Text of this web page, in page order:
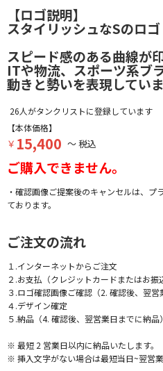
【ロゴ説明】
スタイリッシュなSのロゴ
スピード感のある曲線が
ITや物流、スポーツ系ブ
動きと勢いを表現していま
26人がタンクリストに登録しています
【本体価格】
￥ 15,400 ～ 税込
ご購入できません。
・確認画像ご提案後のキャンセルは、プ
ております。
ご注文の流れ
１.インターネットからご注文
２.お支払（クレジットカードまたはお振
３.ロゴ確認画像ご確認（2. 確認後、翌営
４.デザイン確定
５.納品（4. 確認後、翌営業日までに納品）
※ 最短 2 営業日以内に納品いたします。
※ 挿入文字がない場合は最短当日~翌営業